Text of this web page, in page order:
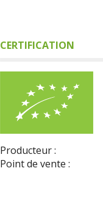
CERTIFICATION
Producteur :
Point de vente :